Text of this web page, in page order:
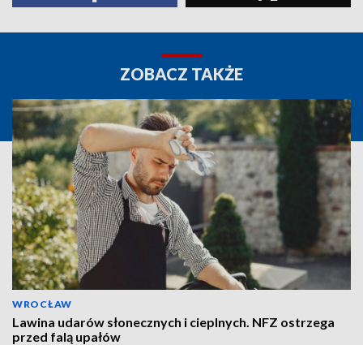
ZOBACZ TAKŻE
WROCŁAW
Lawina udarów słonecznych i cieplnych. NFZ ostrzega
przed falą upałów